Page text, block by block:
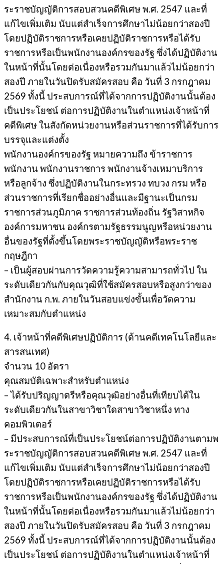
ระราชบัญญัติการสอบสวนคดีพิเศษ พ.ศ. 2547 และที่
แก้ไขเพิ่มเติม นับแต่สำเร็จการศึกษาไม่น้อยกว่าสองปี
โดยปฏิบัติราชการหรือเคยปฏิบัติราชการหรือได้รับ
ราชการหรือเป็นพนักงานองค์กรของรัฐ ซึ่งได้ปฏิบัติงาน
ในหน้าที่นั้นโดยต่อเนื่องหรือรวมกันมาแล้วไม่น้อยกว่า
สองปี ภายในวันปิดรับสมัครสอบ คือ วันที่ 3 กรกฎาคม
2569 ทั้งนี้ ประสบการณ์ที่ได้จากการปฏิบัติงานนั้นต้อง
เป็นประโยชน์ ต่อการปฏิบัติงานในตำแหน่งเจ้าหน้าที่
คดีพิเศษ ในสังกัดหน่วยงานหรือส่วนราชการที่ได้รับการ
บรรจุและแต่งตั้ง
พนักงานองค์กรของรัฐ หมายความถึง ข้าราชการ
พนักงาน พนักงานราชการ พนักงานจ้างเหมาบริการ
หรือลูกจ้าง ซึ่งปฏิบัติงานในกระทรวง ทบวง กรม หรือ
ส่วนราชการที่เรียกชื่ออย่างอื่นและมีฐานะเป็นกรม
ราชการส่วนภูมิภาค ราชการส่วนท้องถิ่น รัฐวิสาหกิจ
องค์การมหาชน องค์กรตามรัฐธรรมนูญหรือหน่วยงาน
อื่นของรัฐที่ตั้งขึ้นโดยพระราชบัญญัติหรือพระราช
กฤษฎีกา
– เป็นผู้สอบผ่านการวัดความรู้ความสามารถทั่วไป ใน
ระดับเดียวกันกับคุณวุฒิที่ใช้สมัครสอบหรือสูงกว่าของ
สำนักงาน ก.พ. ภายในวันสอบแข่งขั้นเพื่อวัดความ
เหมาะสมกับตำแหน่ง
4. เจ้าหน้าที่คดีพิเศษปฏิบัติการ (ด้านคดีเทคโนโลยีและ
สารสนเทศ)
จำนวน 10 อัตรา
คุณสมบัติเฉพาะสำหรับตำแหน่ง
– ได้รับปริญญาตรีหรือคุณวุฒิอย่างอื่นที่เทียบได้ใน
ระดับเดียวกันในสาขาวิชาใดสาขาวิชาหนึ่ง ทาง
คอมพิวเตอร์
– มีประสบการณ์ที่เป็นประโยชน์ต่อการปฏิบัติงานตามพ
ระราชบัญญัติการสอบสวนคดีพิเศษ พ.ศ. 2547 และที่
แก้ไขเพิ่มเติม นับแต่สำเร็จการศึกษาไม่น้อยกว่าสองปี
โดยปฏิบัติราชการหรือเคยปฏิบัติราชการหรือได้รับ
ราชการหรือเป็นพนักงานองค์กรของรัฐ ซึ่งได้ปฏิบัติงาน
ในหน้าที่นั้นโดยต่อเนื่องหรือรวมกันมาแล้วไม่น้อยกว่า
สองปี ภายในวันปิดรับสมัครสอบ คือ วันที่ 3 กรกฎาคม
2569 ทั้งนี้ ประสบการณ์ที่ได้จากการปฏิบัติงานนั้นต้อง
เป็นประโยชน์ ต่อการปฏิบัติงานในตำแหน่งเจ้าหน้าที่